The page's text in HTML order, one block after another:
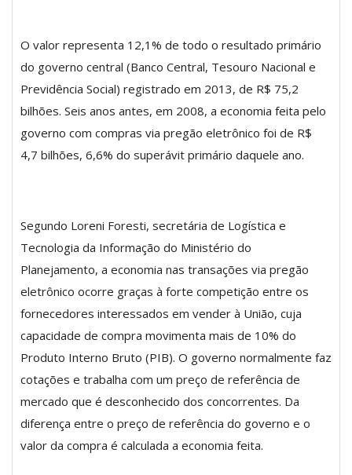
O valor representa 12,1% de todo o resultado primário
do governo central (Banco Central, Tesouro Nacional e
Previdência Social) registrado em 2013, de R$ 75,2
bilhões. Seis anos antes, em 2008, a economia feita pelo
governo com compras via pregão eletrônico foi de R$
4,7 bilhões, 6,6% do superávit primário daquele ano.
Segundo Loreni Foresti, secretária de Logística e
Tecnologia da Informação do Ministério do
Planejamento, a economia nas transações via pregão
eletrônico ocorre graças à forte competição entre os
fornecedores interessados em vender à União, cuja
capacidade de compra movimenta mais de 10% do
Produto Interno Bruto (PIB). O governo normalmente faz
cotações e trabalha com um preço de referência de
mercado que é desconhecido dos concorrentes. Da
diferença entre o preço de referência do governo e o
valor da compra é calculada a economia feita.